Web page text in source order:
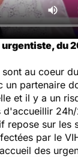
du
au coeur
partenaire
et il y a un
d'accueillir
repose sur les
par le
des